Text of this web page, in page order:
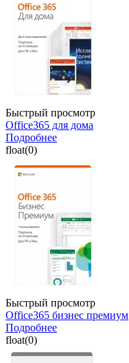
Быстрый просмотр
Office365 для дома
Подробнее
float(0)
Быстрый просмотр
Office365 бизнес премиум
Подробнее
float(0)